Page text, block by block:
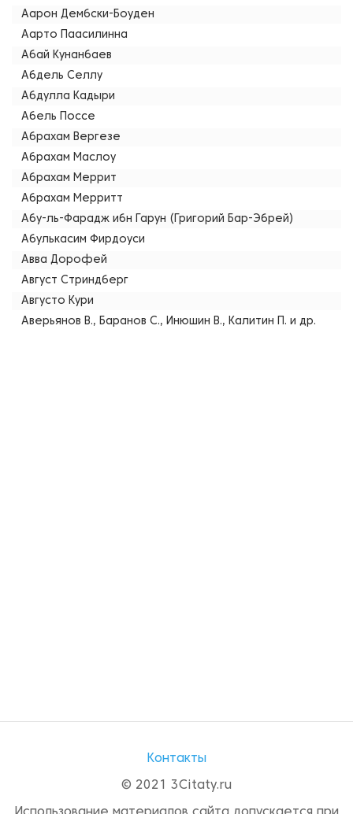
Аарон Дембски-Боуден
Аарто Паасилинна
Абай Кунанбаев
Абдель Селлу
Абдулла Кадыри
Абель Поссе
Абрахам Вергезе
Абрахам Маслоу
Абрахам Меррит
Абрахам Мерритт
Абу-ль-Фарадж ибн Гарун (Григорий Бар-Эбрей)
Абулькасим Фирдоуси
Авва Дорофей
Август Стриндберг
Августо Кури
Аверьянов В., Баранов С., Инюшин В., Калитин П. и др.
Контакты
© 2021 3Citaty.ru